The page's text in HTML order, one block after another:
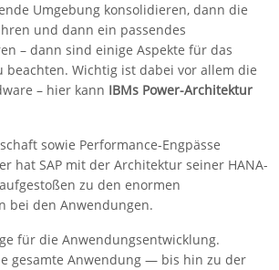
Umgebung konsolidieren, dann die
und dann ein passendes
– dann sind einige Aspekte für das
beachten. Wichtig ist dabei vor allem die
– hier kann IBMs Power-Architektur
sowie Performance-Engpässe
hat SAP mit der Architektur seiner HANA-
zu den enormen
bei den Anwendungen.
für die Anwendungsentwicklung.
gesamte Anwendung — bis hin zu der